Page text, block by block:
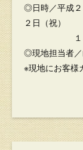
◎日時／平成２
２日（祝）
１２：０
◎現地担当者
※現地にお客様